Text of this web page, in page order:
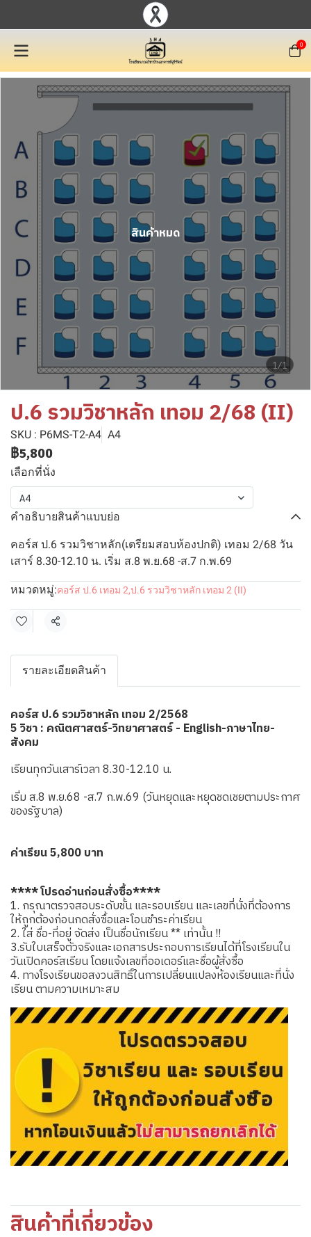
0
1/1
สินค้าหมด
ป.6 รวมวิชาหลัก เทอม 2/68 (II)
SKU : P6MS-T2-A4 A4
฿5,800
เลือกที่นั่ง
A4
คำอธิบายสินค้าแบบย่อ
คอร์ส ป.6 รวมวิชาหลัก(เตรียมสอบห้องปกติ) เทอม 2/68 วัน
เสาร์ 8.30-12.10 น. เริ่ม ส.8 พ.ย.68 -ส.7 ก.พ.69
หมวดหมู่:คอร์ส ป.6 เทอม 2,ป.6 รวมวิชาหลัก เทอม 2 (II)
แชร์
รายละเอียดสินค้า
คอร์ส ป.6 รวมวิชาหลัก เทอม 2/2568
5 วิชา : คณิตศาสตร์-วิทยาศาสตร์ - English-ภาษาไทย-
สังคม
เรียนทุกวันเสาร์เวลา 8.30-12.10 น.
เริ่ม ส.8 พ.ย.68 -ส.7 ก.พ.69 (วันหยุดและหยุดชดเชยตามประกาศ
ของรัฐบาล)
ค่าเรียน 5,800 บาท
**** โปรดอ่านก่อนสั่งซื้อ****
1. กรุณาตรวจสอบระดับชั้น และรอบเรียน และเลขที่นั่งที่ต้องการ
ให้ถูกต้องก่อนกดสั่งซื้อและโอนชำระค่าเรียน
2. ใส่ ชื่อ-ที่อยู่ จัดส่ง เป็นชื่อนักเรียน ** เท่านั้น !!
3.รับใบเสร็จตัวจริงและเอกสารประกอบการเรียนได้ที่โรงเรียนใน
วันเปิดคอร์สเรียน โดยแจ้งเลขที่ออเดอร์และชื่อผู้สั่งซื้อ
4. ทางโรงเรียนขอสงวนสิทธิ์ในการเปลี่ยนแปลงห้องเรียนและที่นั่ง
เรียน ตามความเหมาะสม
สินค้าที่เกี่ยวข้อง